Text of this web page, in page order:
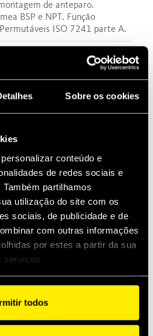
Sobre os cookies
conteúdo e
de redes sociais e
partilhamos
utilização do site com os
sociais, de publicidade e de
com outras informações
por estes a partir da sua
serviços.
todos
de anteparo.
BSP e NPT. Função
ISO 7241 parte A.